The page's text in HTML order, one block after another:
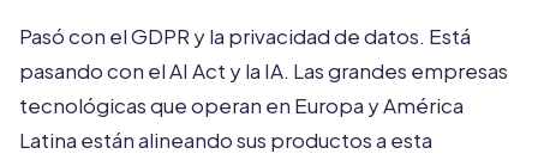
Pasó con el GDPR y la privacidad de datos. Está
pasando con el AI Act y la IA. Las grandes empresas
tecnológicas que operan en Europa y América
Latina están alineando sus productos a esta